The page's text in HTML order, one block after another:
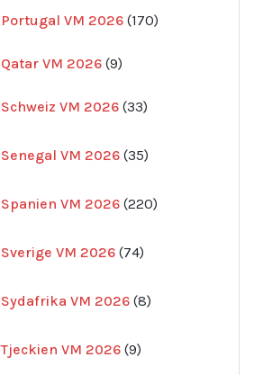
Portugal VM 2026 170
produkter
Qatar VM 2026 99
Schweiz VM 2026 33
produkter
Senegal VM 2026 35
produkter
Spanien VM 2026 220
produkter
Sverige VM 2026 74
produkter
Sydafrika VM 2026 8
produkter
Tjeckien VM 2026 9
produkter